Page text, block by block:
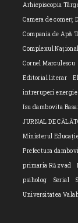
Arhiepiscopia
Camera de comerț
Compania de Apă
Complexul
Cornel Marculescu
Editorial literar
intreruperi
Isu dambovita
JURNAL DE
Ministerul
Prefectura
primaria Răzvad
psiholog
Serial
Universitatea